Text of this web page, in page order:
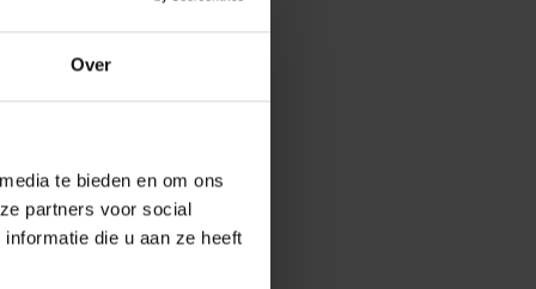
Over
te bieden en om ons
partners voor social
die u aan ze heeft